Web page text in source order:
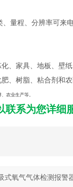
、量程、分辨率可来
、家具、地板、壁
、树脂、粘合剂和
农业生产等。
联系为您详细